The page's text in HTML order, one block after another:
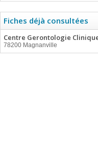
Fiches déjà consultées
Centre Gerontologie
78200 Magnanville